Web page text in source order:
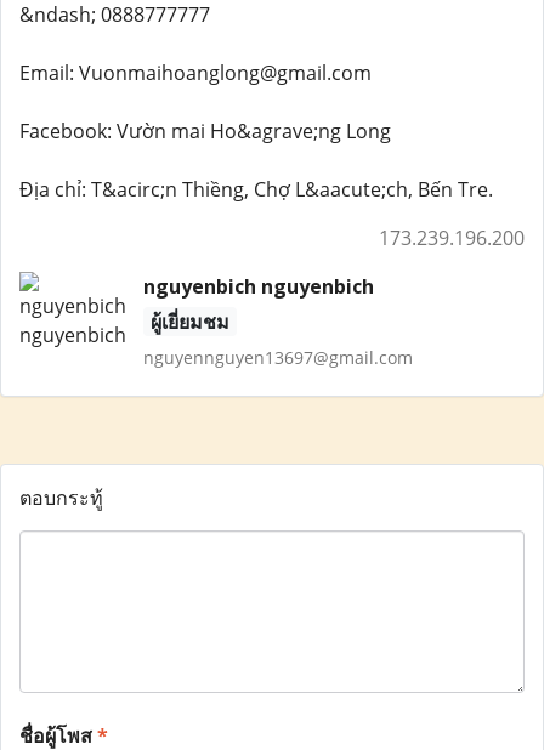
&ndash; 0888777777
Email: Vuonmaihoanglong@gmail.com
Facebook: Vườn mai Ho&agrave;ng Long
Địa chỉ: T&acirc;n Thiềng, Chợ L&aacute;ch, Bến Tre.
173.239.196.200
nguyenbich nguyenbich
ผู้เยี่ยมชม
nguyennguyen13697@gmail.com
ตอบกระทู้
ชื่อผู้โพส*